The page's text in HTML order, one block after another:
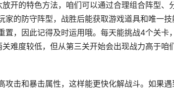
开的特色方法，咱们可以通过合理组合阵型、
家的防守阵型，战胜后能获取游戏道具和唯一
置，因此记得及时运用哦。每天能挑战4个关卡
难度较低，但从第三关开始会出现战力高于咱
攻击和暴击属性，这样能更快化解战斗。如果